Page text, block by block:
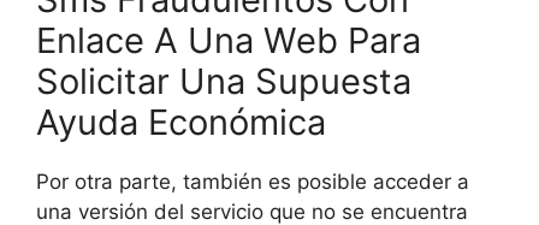
Enlace A Una Web Para
Solicitar Una Supuesta
Ayuda Económica
Por otra parte, también es posible acceder a
una versión del servicio que no se encuentra